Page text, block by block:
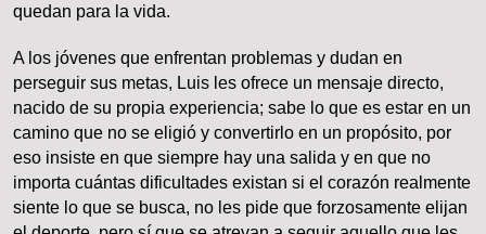
quedan para la vida.
A los jóvenes que enfrentan problemas y dudan en
perseguir sus metas, Luis les ofrece un mensaje directo,
nacido de su propia experiencia; sabe lo que es estar en un
camino que no se eligió y convertirlo en un propósito, por
eso insiste en que siempre hay una salida y en que no
importa cuántas dificultades existan si el corazón realmente
siente lo que se busca, no les pide que forzosamente elijan